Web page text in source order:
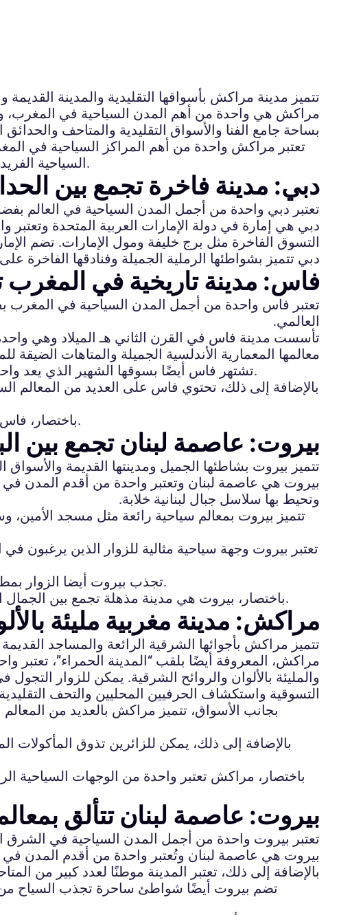
تتميز مدينة مراكش بأسواقها التقليدية والمدينة
مراكش هي واحدة من أهم المدن السياحية في المغرب،
بساحة جامع الفنا والأسواق التقليدية والمتاحف والحدائق
تعتبر مراكش واحدة من أهم المراكز السياحية في
السياحية الفريدة مثل السوق الكبير وجامع الفنا والأطلال السعديين وأجوائها الساحرة التي تجعل زيارتها تجربة لا تُنسى.
دبي: مدينة فاخرة تجمع بين
تعتبر دبي واحدة من أجمل المدن السياحية في العالم
دبي هي إمارة في دولة الإمارات العربية المتحدة
التسوق الفاخرة مثل برج خليفة ومول الإمارات. تضم
دبي تتميز بشواطئها الرملية الجميلة وفنادقها الفاخرة
فاس: مدينة تاريخية في المغرب
تعتبر فاس واحدة من أجمل المدن السياحية في المغرب
العالمي.
تأسست مدينة فاس في القرن الثاني هـ الميلاد وهي
معالمها المعمارية الأندلسية الجميلة والمتاهات الضيقة
تشتهر فاس أيضًا بسوقها الشهير الذي يعد واحدًا من أكبر الأسواق في المغرب، حيث يمكن للزوار التجول فيه وشراء مختلف السلع التقليدية واليدوية.
بالإضافة إلى ذلك، تحتوي فاس على العديد من المعالم
باختصار، فاس هي واحدة من الوجهات السياحية الرائعة في المغرب التي تجمع بين التاريخ والثقافة والجمال الطبيعي.
بيروت: عاصمة لبنان تجمع بين
تتميز بيروت بشاطئها الجميل ومدينتها القديمة
بيروت هي عاصمة لبنان وتعتبر واحدة من أقدم المدن في
وتحيط بها سلاسل جبال لبنانية خلابة.
تتميز بيروت بمعالم سياحية رائعة مثل مسجد
تعتبر بيروت وجهة سياحية مثالية للزوار الذين يرغبون في
تجذب بيروت أيضا الزوار بمطاعمها ومقاهيها الرائعة التي تقدم المأكولات الشهية، بالإضافة إلى حياتها الليلية النابضة بالحيوية والمرح.
باختصار، بيروت هي مدينة مذهلة تجمع بين الجمال الطبيعي والتاريخ الغني والثقافة الفريدة، وتعتبر واحدة من أجمل الوجهات السياحية في الشرق الأوسط.
مراكش: مدينة مغربية مليئة
تتميز مراكش بأجوائها الشرقية الرائعة والمساجد
مراكش، المعروفة أيضًا بلقب “المدينة الحمراء”، تعتبر
والمليئة بالألوان والروائح الشرقية. يمكن للزوار
التسوقية واستكشاف الحرفيين المحليين والتحف
بجانب الأسواق، تتميز مراكش بالعديد من المعالم
بالإضافة إلى ذلك، يمكن للزائرين تذوق المأكولات
باختصار، مراكش تعتبر واحدة من الوجهات السياحية
بيروت: عاصمة لبنان تتألق
تعتبر بيروت واحدة من أجمل المدن السياحية في الشرق
بيروت هي عاصمة لبنان وتُعتبر واحدة من أقدم المدن في
بالإضافة إلى ذلك، تعتبر المدينة موطنًا لعدد كبير من
تضم بيروت أيضًا شواطئ ساحرة تجذب السياح